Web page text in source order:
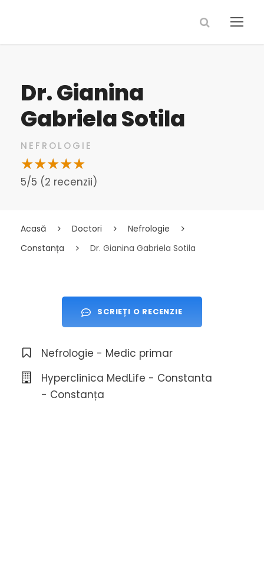
Dr. Gianina
Gabriela Sotila
NEFROLOGIE
5/5 (2 recenzii)
Acasă Doctori
Nefrologie
Constanța
Dr. Gianina Gabriela Sotila
SCRIEȚI O RECENZIE
Nefrologie - Medic primar
Hyperclinica MedLife - Constanta
- Constanța